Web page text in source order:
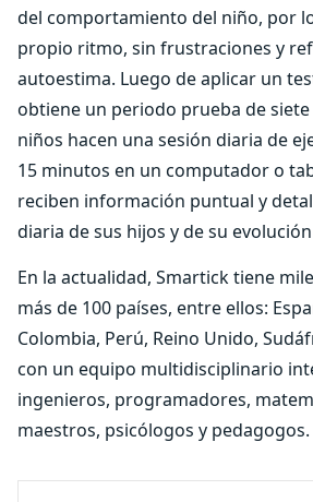
del comportamiento del niño, por
propio ritmo, sin frustraciones y
autoestima. Luego de aplicar un
obtiene un periodo prueba de
niños hacen una sesión diaria de
15 minutos en un computador o
reciben información puntual y
diaria de sus hijos y de su
En la actualidad, Smartick tiene
más de 100 países, entre ellos:
Colombia, Perú, Reino Unido,
con un equipo multidisciplinario
ingenieros, programadores,
maestros, psicólogos y pedagogos.